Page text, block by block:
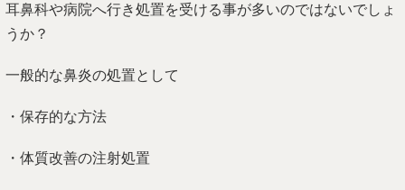
耳鼻科や病院へ行き処置を受ける事が多いのではないでしょ
うか？
一般的な鼻炎の処置として
・保存的な方法
・体質改善の注射処置